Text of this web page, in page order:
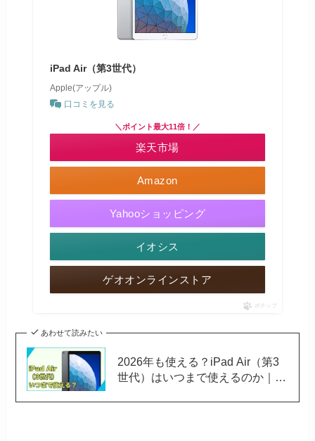
iPad Air（第3世代）
Apple(アップル)
口コミを見る
Amazon
＼ポイント最大11倍！／
楽天市場
Yahooショッピング
イオシス
ゲオオンラインストア
ポチップ
あわせて読みたい
2026年も使える？iPad Air（第3
世代）はいつまで使えるのか｜お